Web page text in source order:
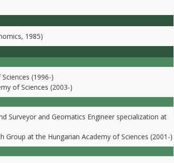
1985)
(1996-)
of Sciences (2003-)
Surveyor and Geomatics Engineer specialization at
Group at the Hungarian Academy of Sciences (2001-)